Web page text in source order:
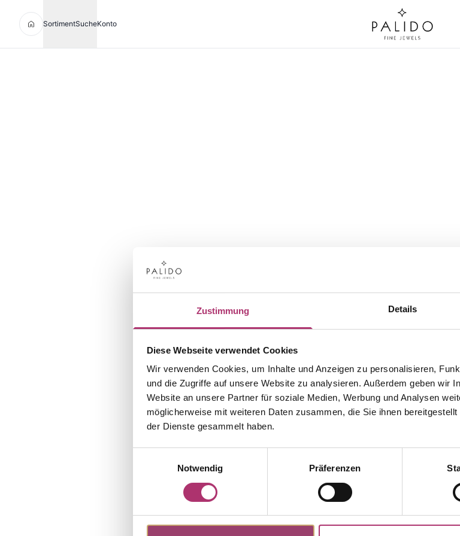
Zustimmung Details
Diese Webseite verwendet Cookies
Wir verwenden Cookies, um Inhalte und Anzeigen zu personalisieren,
und die Zugriffe auf unsere Website zu analysieren. Außerdem geben wir
Website an unsere Partner für soziale Medien, Werbung und Analysen
möglicherweise mit weiteren Daten zusammen, die Sie ihnen
der Dienste gesammelt haben.
Notwendig
Präferenzen
SortimentSucheKonto
Weitere Stücke aus dieser Kollektion